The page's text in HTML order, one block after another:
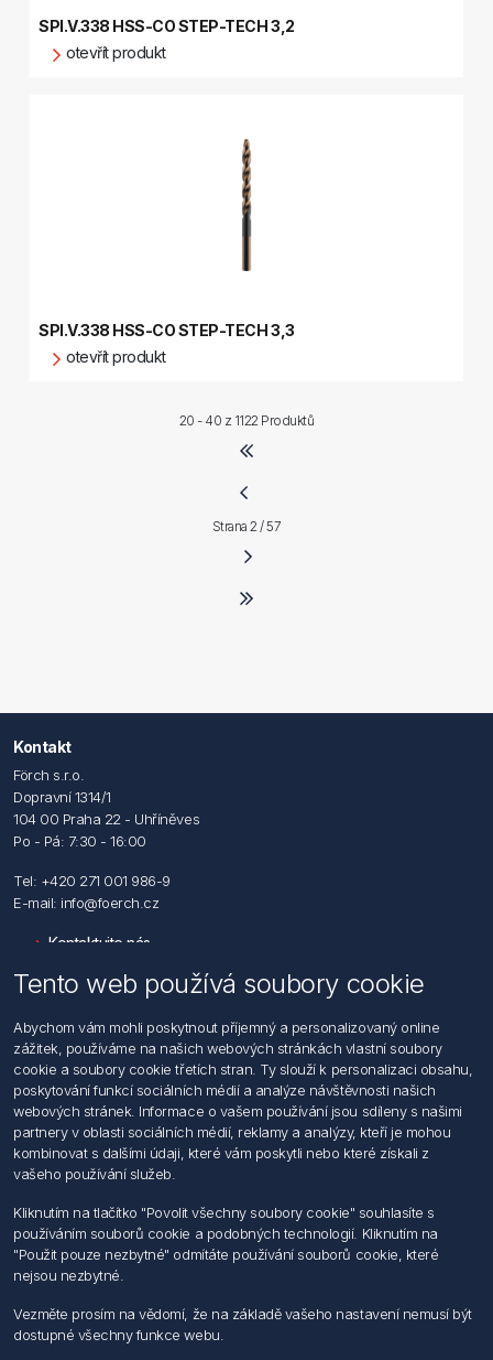
SPI.V.338 HSS-CO STEP-TECH 3,2
otevřít produkt
SPI.V.338 HSS-CO STEP-TECH 3,3
otevřít produkt
20 - 40 z 1122 Produktů
Strana 2 / 57
Kontakt
Förch s.r.o.
Dopravní 1314/1
104 00 Praha 22 - Uhříněves
Po - Pá: 7:30 - 16:00
Tel: +420 271 001 986-9
E-mail: info@foerch.cz
Kontaktujte nás
Hledat
Dodržování předpisů
Zásady zpracování osobních údajů fyzických osob
Podmínky zasílání elektronických dokumentu
Všeobecné dodací a obchodní podmínky
Informace o nakládaní s elektroodpadem
Můj účet
Můj účet
Objednávky
Adresy
Tento web používá soubory cookie
Abychom vám mohli poskytnout příjemný a personalizovaný online
zážitek, používáme na našich webových stránkách vlastní soubory
cookie a soubory cookie třetích stran. Ty slouží k personalizaci obsahu,
poskytování funkcí sociálních médií a analýze návštěvnosti našich
webových stránek. Informace o vašem používání jsou sdíleny s našimi
partnery v oblasti sociálních médií, reklamy a analýzy, kteří je mohou
kombinovat s dalšími údaji, které vám poskytli nebo které získali z
vašeho používání služeb.
Kliknutím na tlačítko "Povolit všechny soubory cookie" souhlasíte s
používáním souborů cookie a podobných technologií. Kliknutím na
"Použit pouze nezbytné" odmítáte používání souborů cookie, které
nejsou nezbytné.
Vezměte prosím na vědomí, že na základě vašeho nastavení nemusí být
dostupné všechny funkce webu.